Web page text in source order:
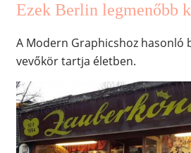
Ezek Berlin legmenőbb
A Modern Graphicshoz hasonló
vevőkör tartja életben.